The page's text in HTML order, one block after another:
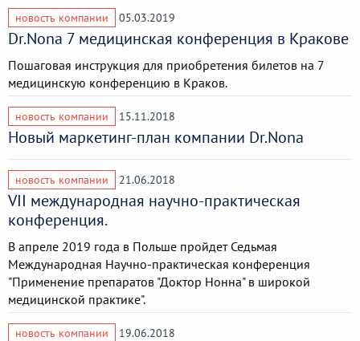
новость компании 05.03.2019
Dr.Nona 7 медицинская конференция в Кракове
Пошаговая инструкция для приобретения билетов на 7
медицинскую конференцию в Краков.
новость компании 15.11.2018
Новый маркетинг-план компании Dr.Nona
новость компании 21.06.2018
VII международная научно-практическая
конференция.
В апреле 2019 года в Польше пройдет Седьмая
Международная Научно-практическая конференция
"Применение препаратов "Доктор Нонна" в широкой
медицинской практике".
новость компании 19.06.2018